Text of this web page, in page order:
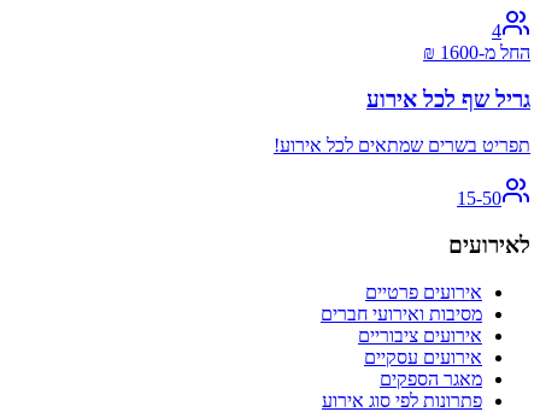
4
החל מ-1600
₪
גריל שף לכל אירוע
תפריט בשרים שמתאים לכל אירוע!
15-50
לאירועים
אירועים פרטיים
מסיבות ואירועי חברים
אירועים ציבוריים
אירועים עסקיים
מאגר הספקים
פתרונות לפי סוג אירוע